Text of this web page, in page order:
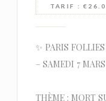
TARIF :
✨ PARIS
– SAMEDI 7
THÈME : MORT